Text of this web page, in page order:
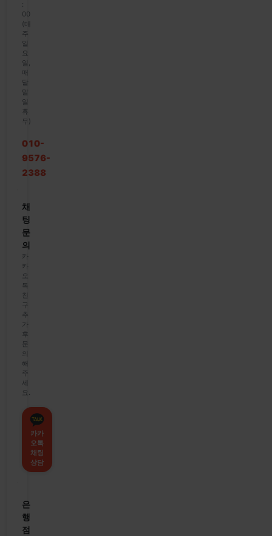
:
00
(매
주
일
요
일,
매
달
말
일
휴
무)
010-
9576-
2388
채
팅
문
의
카
카
오
톡
친
구
추
가
후
문
의
해
주
세
요.
카카
오톡
채팅
상담
은
행
점